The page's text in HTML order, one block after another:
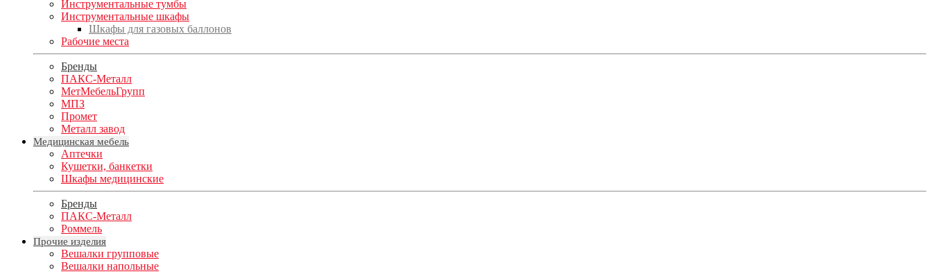
Инструментальные тумбы
Инструментальные шкафы
Шкафы для газовых баллонов
Рабочие места
Бренды
ПАКС-Металл
МетМебельГрупп
МПЗ
Промет
Металл завод
Медицинская мебель
Аптечки
Кушетки, банкетки
Шкафы медицинские
Бренды
ПАКС-Металл
Роммель
Прочие изделия
Вешалки групповые
Вешалки напольные